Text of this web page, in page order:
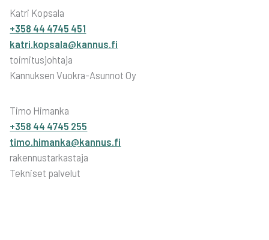
Katri Kopsala
+358 44 4745 451
katri.kopsala@kannus.fi
toimitusjohtaja
Kannuksen Vuokra-Asunnot Oy
Timo Himanka
+358 44 4745 255
timo.himanka@kannus.fi
rakennustarkastaja
Tekniset palvelut